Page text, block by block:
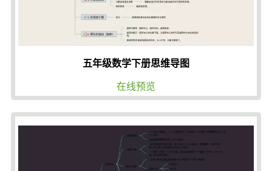
五年级数学下册思维导图
在线预览